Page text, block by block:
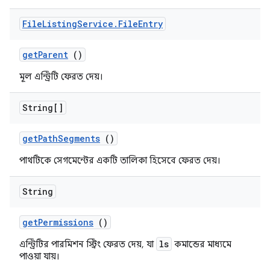
FileListingService . FileEntry
getParent ()
মূল এন্ট্রিটি ফেরত দেয়।
String[]
getPathSegments ()
পাথটিকে সেগমেন্টের একটি তালিকা হিসেবে ফেরত দেয়।
String
getPermissions ()
এন্ট্রিটির পারমিশন স্ট্রিং ফেরত দেয়, যা ls কমান্ডের মাধ্যমে
পাওয়া যায়।